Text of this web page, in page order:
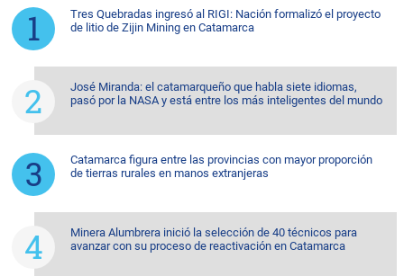
Tres Quebradas ingresó al RIGI: Nación formalizó el proyecto
de litio de Zijin Mining en Catamarca
José Miranda: el catamarqueño que habla siete idiomas,
pasó por la NASA y está entre los más inteligentes del mundo
Catamarca figura entre las provincias con mayor proporción
de tierras rurales en manos extranjeras
Minera Alumbrera inició la selección de 40 técnicos para
avanzar con su proceso de reactivación en Catamarca